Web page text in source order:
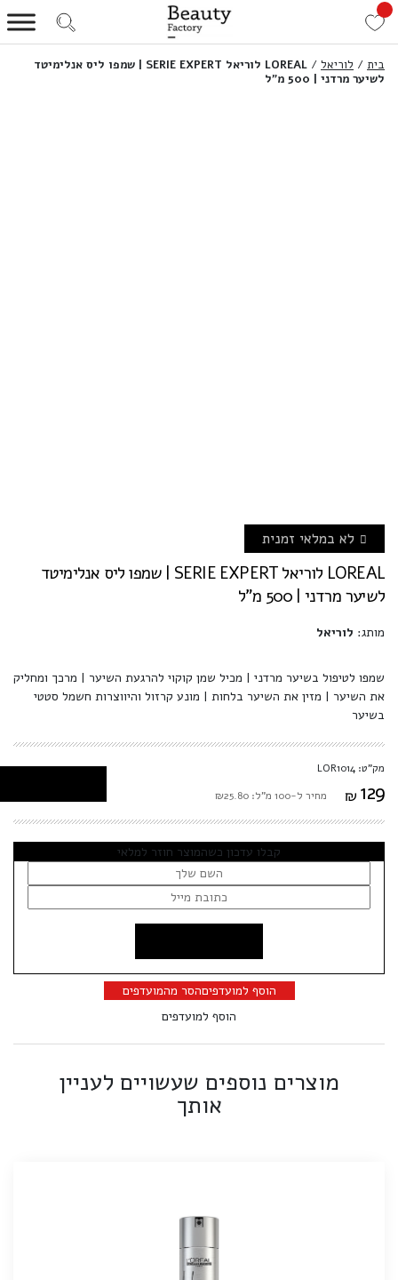
בית / לוריאל /
LOREAL לוריאל SERIE EXPERT | שמפו ליס אנלימיטד
לשיער מרדני | 500 מ”ל
לא במלאי זמנית
LOREAL לוריאל SERIE EXPERT | שמפו ליס אנלימיטד
לשיער מרדני | 500 מ"ל
מותג: לוריאל
שמפו לטיפול בשיער מרדני | מכיל שמן קוקוי להרגעת השיער | מרכך ומחליק
את השיער | מזין את השיער בלחות | מונע קרזול והיווצרות חשמל סטטי
בשיער
מק"ט: LOR1014
₪ 129 מחיר ל-100 מ"ל: ₪25.80
קבלו עדכון כשהמוצר חוזר למלאי
הוסף למועדפיםהסר מהמועדפים
הוסף למועדפים
מוצרים נוספים שעשויים לעניין
אותך